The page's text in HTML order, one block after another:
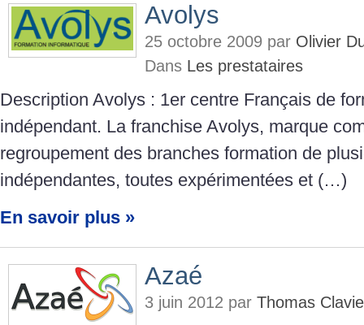
Avolys
25 octobre 2009 par Olivier
Dans Les prestataires
Description Avolys : 1er centre Français de
indépendant. La franchise Avolys, marque
regroupement des branches formation de
indépendantes, toutes expérimentées et (…)
En savoir plus »
Azaé
3 juin 2012 par Thomas